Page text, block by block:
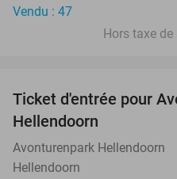
Vendu : 47
Hors taxe
Ticket d'entrée pour
Hellendoorn
Avonturenpark Hellendoorn
Hellendoorn